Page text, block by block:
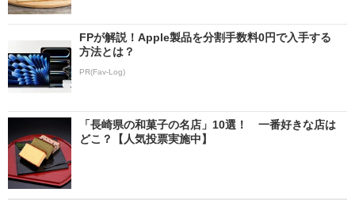
FPが解説！Apple製品を分割手数料0円で入手する
方法とは？
PR(Fav-Log)
「長崎県の和菓子の名店」10選！ 一番好きな店は
どこ？【人気投票実施中】